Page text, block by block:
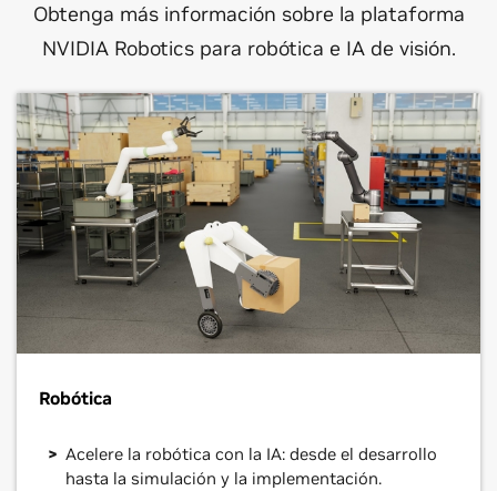
Obtenga más información sobre la plataforma
NVIDIA Robotics para robótica e IA de visión.
Robótica
Acelere la robótica con la IA: desde el desarrollo
hasta la simulación y la implementación.